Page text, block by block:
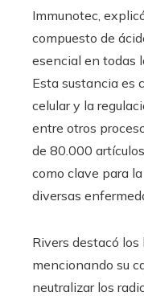
Immunotec,
compuesto de
esencial en todas
Esta sustancia es
celular y la
entre otros
de 80.000
como clave para
diversas
Rivers destacó los
mencionando su
neutralizar los